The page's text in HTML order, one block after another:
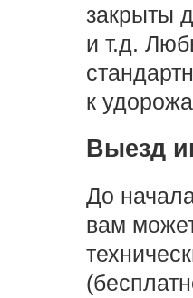
закрыты
и т.д.
к
Выезд
До
вам